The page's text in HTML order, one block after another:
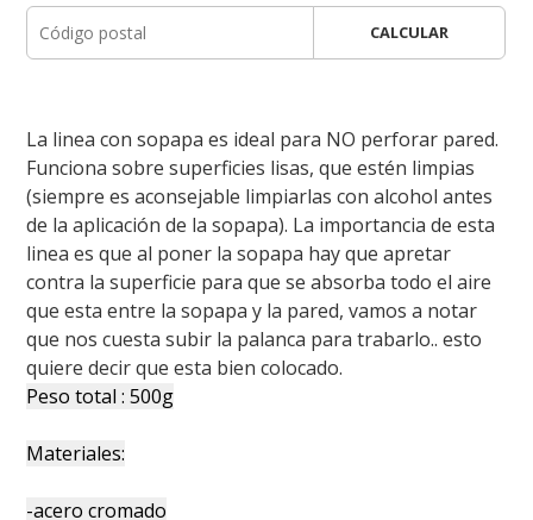
CALCULAR
La linea con sopapa es ideal para NO perforar pared.
Funciona sobre superficies lisas, que estén limpias
(siempre es aconsejable limpiarlas con alcohol antes
de la aplicación de la sopapa). La importancia de esta
linea es que al poner la sopapa hay que apretar
contra la superficie para que se absorba todo el aire
que esta entre la sopapa y la pared, vamos a notar
que nos cuesta subir la palanca para trabarlo.. esto
quiere decir que esta bien colocado.
Peso total : 500g
Materiales:
-acero cromado